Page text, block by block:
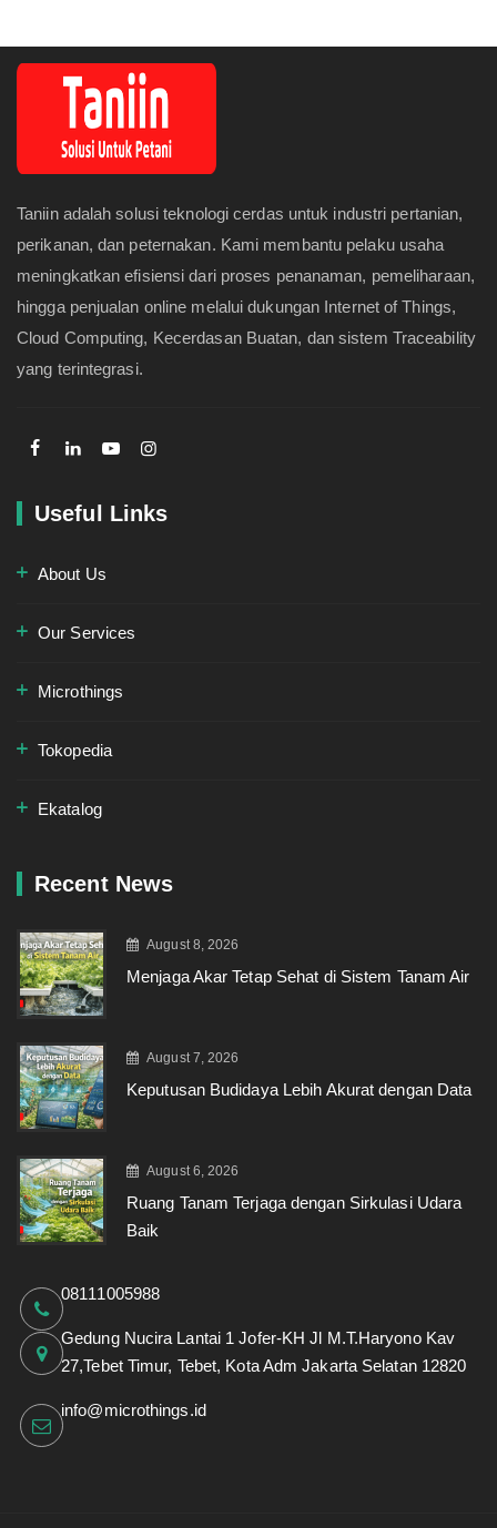
Taniin adalah solusi teknologi cerdas untuk industri pertanian,
perikanan, dan peternakan. Kami membantu pelaku usaha
meningkatkan efisiensi dari proses penanaman, pemeliharaan,
hingga penjualan online melalui dukungan Internet of Things,
Cloud Computing, Kecerdasan Buatan, dan sistem Traceability
yang terintegrasi.
Useful Links
About Us
Our Services
Microthings
Tokopedia
Ekatalog
Recent News
August 8, 2026
Menjaga Akar Tetap Sehat di Sistem Tanam Air
August 7, 2026
Keputusan Budidaya Lebih Akurat dengan Data
August 6, 2026
Ruang Tanam Terjaga dengan Sirkulasi Udara
Baik
08111005988
Gedung Nucira Lantai 1 Jofer-KH Jl M.T.Haryono Kav
27,Tebet Timur, Tebet, Kota Adm Jakarta Selatan 12820
info@microthings.id